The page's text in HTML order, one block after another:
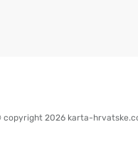
copyright 2026 karta-